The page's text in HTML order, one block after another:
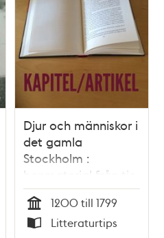
Djur och människor i
det gamla
Stockholm :
benmaterial från tio
års undersökningar
/ Johanna Karlsson
Tid
1200 till 1799
Litteraturtips